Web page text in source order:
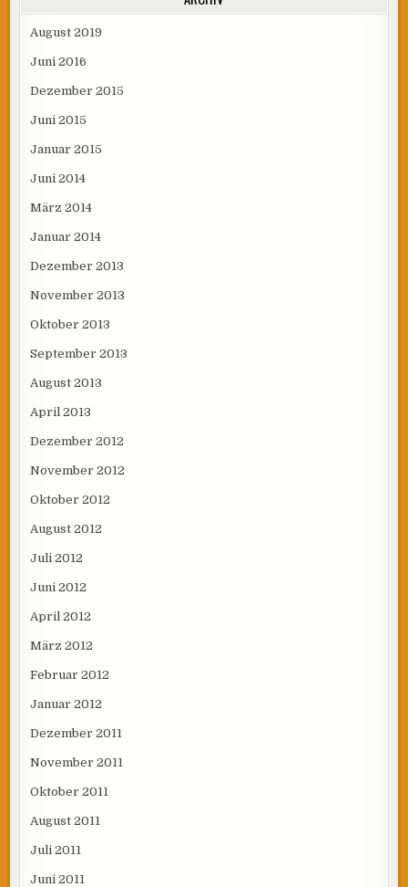
August 2019
Juni 2016
Dezember 2015
Juni 2015
Januar 2015
Juni 2014
März 2014
Januar 2014
Dezember 2013
November 2013
Oktober 2013
September 2013
August 2013
April 2013
Dezember 2012
November 2012
Oktober 2012
August 2012
Juli 2012
Juni 2012
April 2012
März 2012
Februar 2012
Januar 2012
Dezember 2011
November 2011
Oktober 2011
August 2011
Juli 2011
Juni 2011